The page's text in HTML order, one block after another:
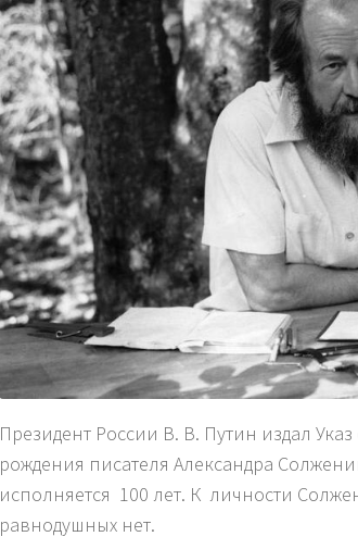
Президент России В. В. Путин издал
рождения писателя Александра
исполняется 100 лет. К личности
равнодушных нет.